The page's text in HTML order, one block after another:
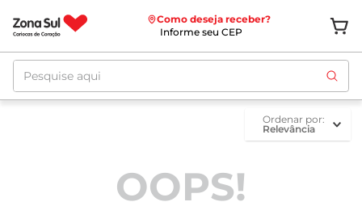
Como deseja receber?
Informe seu CEP
Pesquise aqui
ordenar por
Relevância
OOPS!